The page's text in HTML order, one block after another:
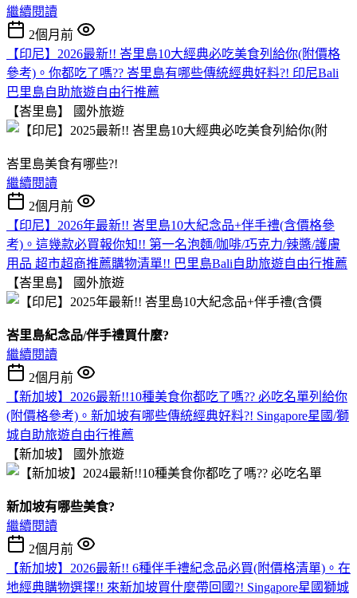
繼續閱讀
2個月前
【印尼】2026最新!! 峇里島10大經典必吃美食列給你(附價格
參考)。你都吃了嗎?? 峇里島有哪些傳統經典好料?! 印尼Bali
巴里島自助旅遊自由行推薦
【峇里島】
國外旅遊
峇里島美食有哪些?!
繼續閱讀
2個月前
【印尼】2026年最新!! 峇里島10大紀念品+伴手禮(含價格參
考)。這幾款必買報你知!! 第一名泡麵/咖啡/巧克力/辣醬/護膚
用品 超市超商推薦購物清單!! 巴里島Bali自助旅遊自由行推薦
【峇里島】
國外旅遊
峇里島紀念品/伴手禮買什麼?
繼續閱讀
2個月前
【新加坡】2026最新!!10種美食你都吃了嗎?? 必吃名單列給你
(附價格參考)。新加坡有哪些傳統經典好料?! Singapore星國/獅
城自助旅遊自由行推薦
【新加坡】
國外旅遊
新加坡有哪些美食?
繼續閱讀
2個月前
【新加坡】2026最新!! 6種伴手禮紀念品必買(附價格清單)。在
地經典購物選擇!! 來新加坡買什麼帶回國?! Singapore星國獅城